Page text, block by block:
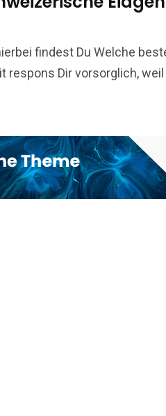
findest Du Welche
respons Dir vorsorglich,